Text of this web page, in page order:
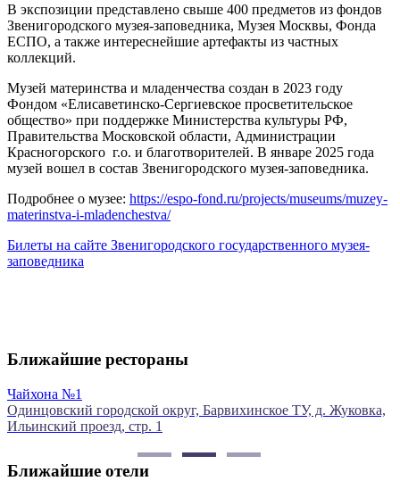
В экспозиции представлено свыше 400 предметов из фондов
Звенигородского музея-заповедника, Музея Москвы, Фонда
ЕСПО, а также интереснейшие артефакты из частных
коллекций.
Музей материнства и младенчества создан в 2023 году
Фондом «Елисаветинско-Сергиевское просветительское
общество» при поддержке Министерства культуры РФ,
Правительства Московской области, Администрации
Красногорского г.о. и благотворителей. В январе 2025 года
музей вошел в состав Звенигородского музея-заповедника.
Подробнее о музее: https://espo-fond.ru/projects/museums/muzey-
materinstva-i-mladenchestva/
Билеты на сайте Звенигородского государственного музея-
заповедника
Ближайшие рестораны
Чайхона №1
Одинцовский городской округ, Барвихинское ТУ, д. Жуковка,
Ильинский проезд, стр. 1
Ближайшие отели